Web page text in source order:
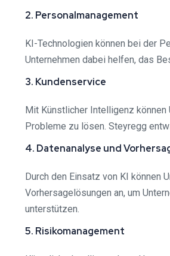
2. Personalmanagement
KI-Technologien können bei der
Unternehmen dabei helfen, das
3. Kundenservice
Mit Künstlicher Intelligenz
Probleme zu lösen. Steyregg
4. Datenanalyse und
Durch den Einsatz von KI können
Vorhersagelösungen an, um
unterstützen.
5. Risikomanagement